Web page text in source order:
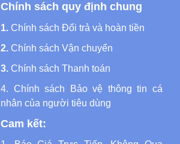
Chính sách quy định chung
1. Chính sách Đổi trả và hoàn tiền
2. Chính sách Vận chuyển
3. Chính sách Thanh toán
4. Chính sách Bảo vệ thông tin cá
nhân của người tiêu dùng
Cam kết: